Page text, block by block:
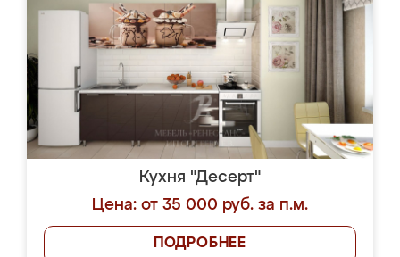
Кухня "Десерт"
Цена: от 35 000 руб. за п.м.
ПОДРОБНЕЕ